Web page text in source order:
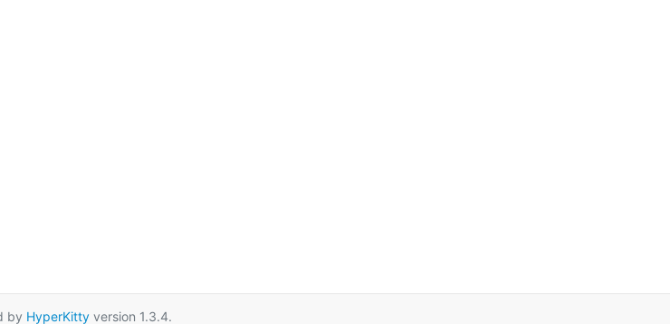
by HyperKitty version 1.3.4.